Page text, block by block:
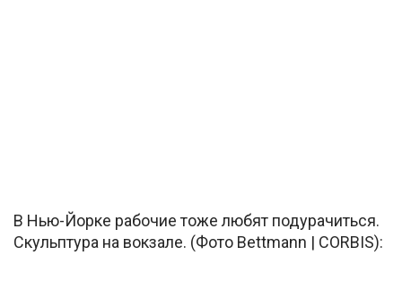
В Нью-Йорке рабочие тоже любят подурачиться.
Скульптура на вокзале. (Фото Bettmann | CORBIS):